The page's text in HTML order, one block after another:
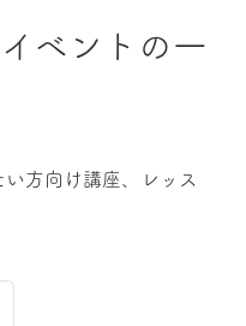
ベントの一
方向け講座、レッス